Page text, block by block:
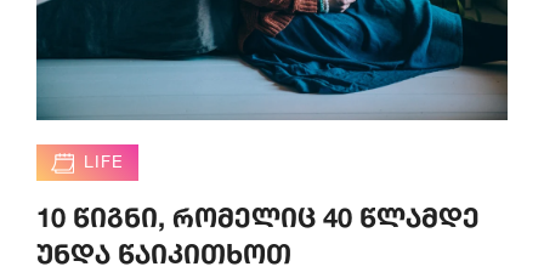
LIFE
10 წიგნი, რომელიც 40 წლამდე
უნდა წაიკითხოთ